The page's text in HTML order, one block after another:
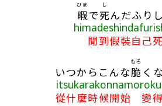
暇
ひま
で死
し
んだふり
閒到假裝自己
いつからこんな脆
もろ
く
從什麼時候開始 變